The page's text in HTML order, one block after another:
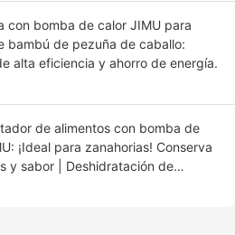
con bomba de calor JIMU para
bambú de pezuña de caballo:
alta eficiencia y ahorro de energía.
de alimentos con bomba de
¡Ideal para zanahorias! Conserva
y sabor | Deshidratación de